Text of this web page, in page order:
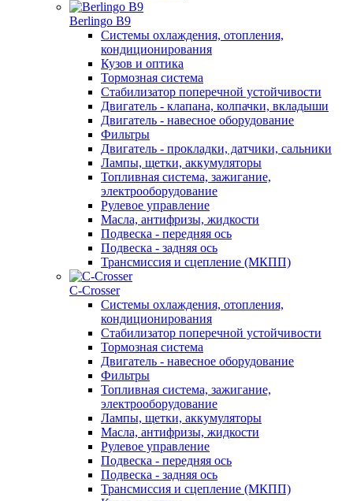
Berlingo B9
Системы охлаждения, отопления,
кондиционирования
Кузов и оптика
Тормозная система
Стабилизатор поперечной устойчивости
Двигатель - клапана, колпачки, вкладыши
Двигатель - навесное оборудование
Фильтры
Двигатель - прокладки, датчики, сальники
Лампы, щетки, аккумуляторы
Топливная система, зажигание,
электрооборудование
Рулевое управление
Масла, антифризы, жидкости
Подвеска - передняя ось
Подвеска - задняя ось
Трансмиссия и сцепление (МКПП)
С-Сrosser
Системы охлаждения, отопления,
кондиционирования
Стабилизатор поперечной устойчивости
Тормозная система
Двигатель - навесное оборудование
Фильтры
Топливная система, зажигание,
электрооборудование
Лампы, щетки, аккумуляторы
Масла, антифризы, жидкости
Рулевое управление
Подвеска - передняя ось
Подвеска - задняя ось
Трансмиссия и сцепление (МКПП)